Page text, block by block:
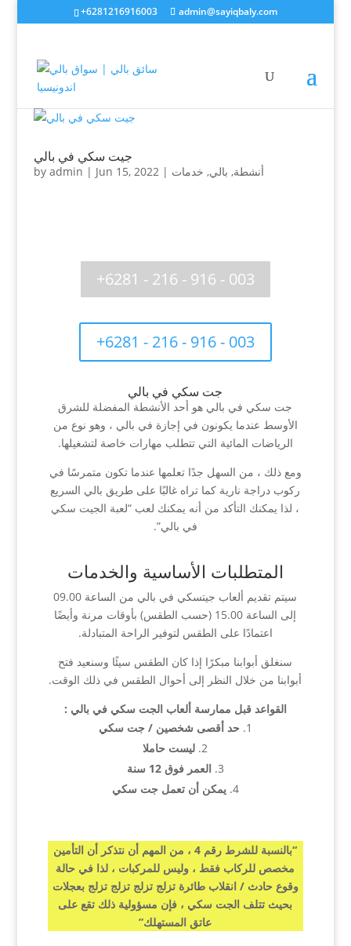
+6281216916003 admin@sayiqbaly.com
جيت سكي في بالي
by admin | Jun 15, 2022| أنشطة, بالي, خدمات
+6281 - 216 - 916 - 003
+6281 - 216 - 916 - 003
جت سكي في بالي
جت سكي في بالي هو أحد الأنشطة المفضلة للشرق
الأوسط عندما يكونون في إجازة في بالي ، وهو نوع من
الرياضات المائية التي تتطلب مهارات خاصة لتشغيلها.
ومع ذلك ، من السهل جدًا تعلمها عندما تكون متمرسًا في
ركوب دراجة نارية كما تراه غالبًا على طريق بالي السريع
، لذا يمكنك التأكد من أنه يمكنك لعب “لعبة الجيت سكي
في بالي”.
المتطلبات الأساسية والخدمات
سيتم تقديم ألعاب جيتسكي في بالي من الساعة 09.00
إلى الساعة 15.00 (حسب الطقس) بأوقات مرنة وأيضًا
اعتمادًا على الطقس لتوفير الراحة المتبادلة.
سنغلق أبوابنا مبكرًا إذا كان الطقس سيئًا وسنعيد فتح
أبوابنا من خلال النظر إلى أحوال الطقس في ذلك الوقت.
القواعد قبل ممارسة ألعاب الجت سكي في بالي :
حد أقصى شخصين / جت سكي
ليست حاملا
العمر فوق 12 سنة
يمكن أن تعمل جت سكي
“بالنسبة للشرط رقم 4 ، من المهم أن نتذكر أن التأمين
مخصص للركاب فقط ، وليس للمركبات ، لذا في حالة
وقوع حادث / انقلاب طائرة تزلج تزلج تزلج تزلج بعجلات
بحيث تتلف الجت سكي ، فإن مسؤولية ذلك تقع على
عاتق المستهلك”